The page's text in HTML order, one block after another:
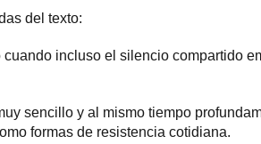
del texto:
incluso el silencio compartido
sencillo y al mismo tiempo
formas de resistencia cotidiana.